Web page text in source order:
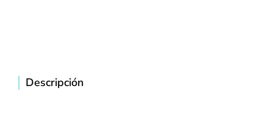
Descripción